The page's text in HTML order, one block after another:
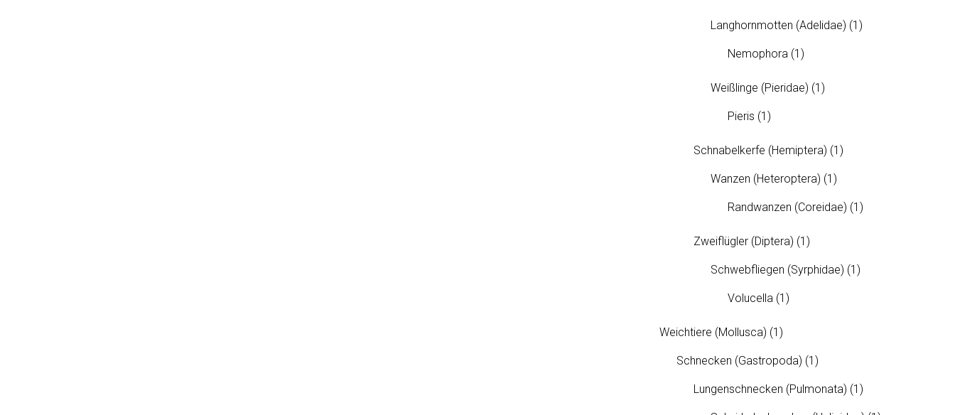
Langhornmotten (Adelidae) (1)
Nemophora (1)
Weißlinge (Pieridae) (1)
Pieris (1)
Schnabelkerfe (Hemiptera) (1)
Wanzen (Heteroptera) (1)
Randwanzen (Coreidae) (1)
Zweiflügler (Diptera) (1)
Schwebfliegen (Syrphidae) (1)
Volucella (1)
Weichtiere (Mollusca) (1)
Schnecken (Gastropoda) (1)
Lungenschnecken (Pulmonata) (1)